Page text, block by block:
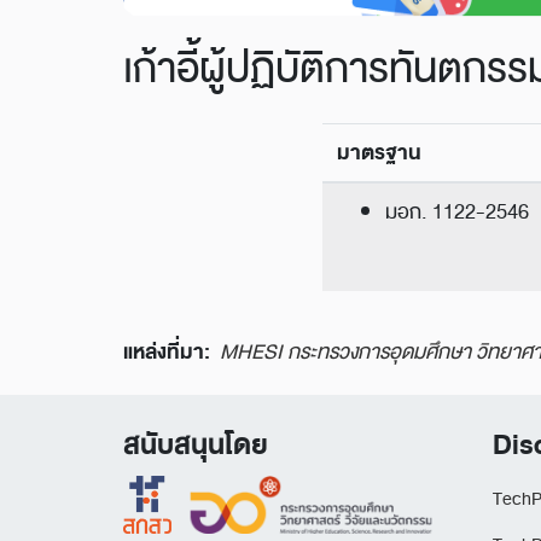
เก้าอี้ผู้ปฏิบัติการทันตกร
มาตรฐาน
มอก. 1122-2546
แหล่งที่มา: MHESI กระทรวงการอุดมศึกษา วิทยา
สนับสนุนโดย